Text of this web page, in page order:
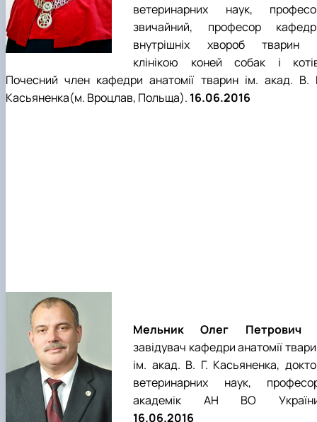
ветеринарних наук,
звичайний, професор
внутрішніх хвороб тварин
клінікою коней собак і
Почесний член кафедри анатомії тварин ім. акад. В.
Касьяненка(м. Вроцлав, Польща). 16.06.2016
Мельник
Олег Петрович
завідувач кафедри анатомії
ім. акад. В. Г. Касьяненка,
ветеринарних наук,
академік АН ВО
16.06.2016